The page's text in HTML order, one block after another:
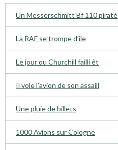
Un Messerschmitt Bf 110 piraté
La RAF se trompe d’ile
Le jour ou Churchill failli êt
Il vole l’avion de son assaill
Une pluie de billets
1000 Avions sur Cologne